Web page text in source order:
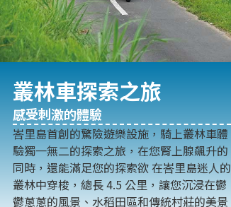
叢林車探索之旅
感受刺激的體驗
峇里島首創的驚險遊樂設施，騎上叢林車體
驗獨一無二的探索之旅，在您腎上腺飆升的
同時，還能滿足您的探索欲 在峇里島迷人的
叢林中穿梭，總長 4.5 公里，讓您沉浸在鬱
鬱蔥蔥的風景、水稻田區和傳統村莊的美景